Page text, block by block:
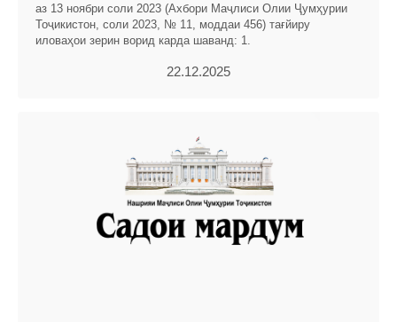
аз 13 ноябри соли 2023 (Ахбори Маҷлиси Олии Ҷумҳурии
Тоҷикистон, соли 2023, № 11, моддаи 456) тағйиру
иловаҳои зерин ворид карда шаванд: 1.
22.12.2025